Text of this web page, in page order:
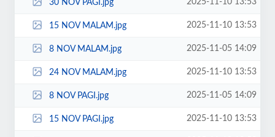
30 NOV PAGI.jpg 2025-11-10 13:53
15 NOV MALAM.jpg 2025-11-10 13:53
8 NOV MALAM.jpg 2025-11-05 14:09
24 NOV MALAM.jpg 2025-11-10 13:53
8 NOV PAGI.jpg 2025-11-05 14:09
15 NOV PAGI.jpg 2025-11-10 13:53